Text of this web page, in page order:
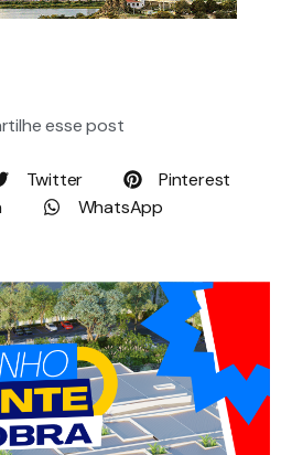
esse post
Twitter
Pinterest
WhatsApp